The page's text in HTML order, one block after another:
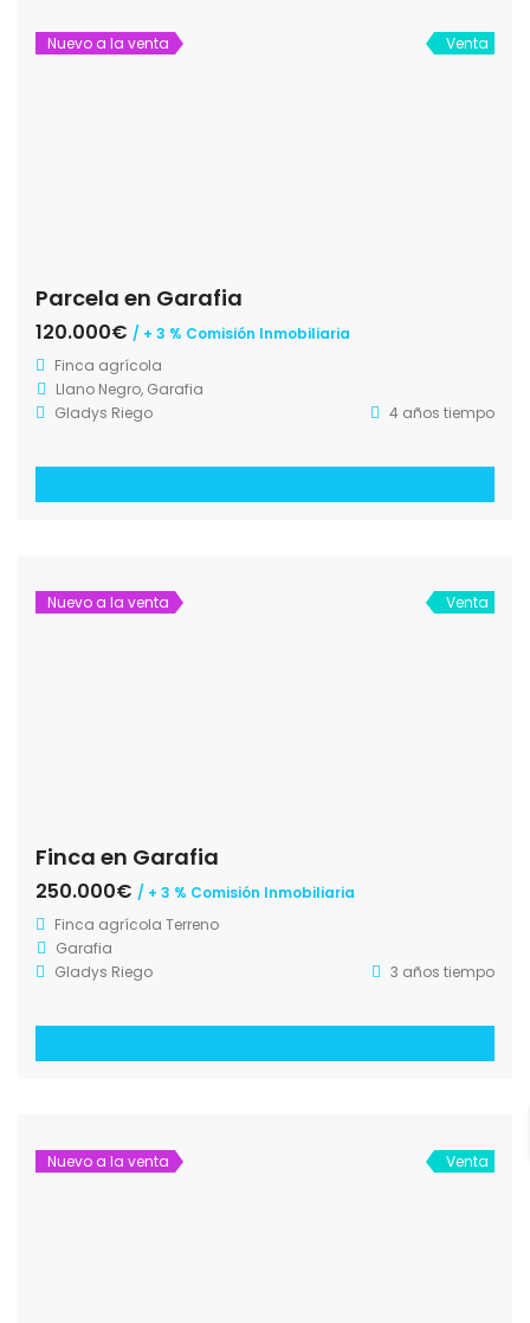
Nuevo a la venta Venta
Parcela en Garafia
120.000€ / + 3 % Comisión Inmobiliaria
Finca agrícola
Llano Negro, Garafia
Gladys Riego
4 años tiempo
Nuevo a la venta Venta
Finca en Garafia
250.000€ / + 3 % Comisión Inmobiliaria
Finca agrícola Terreno
Garafia
Gladys Riego
3 años tiempo
Nuevo a la venta Venta